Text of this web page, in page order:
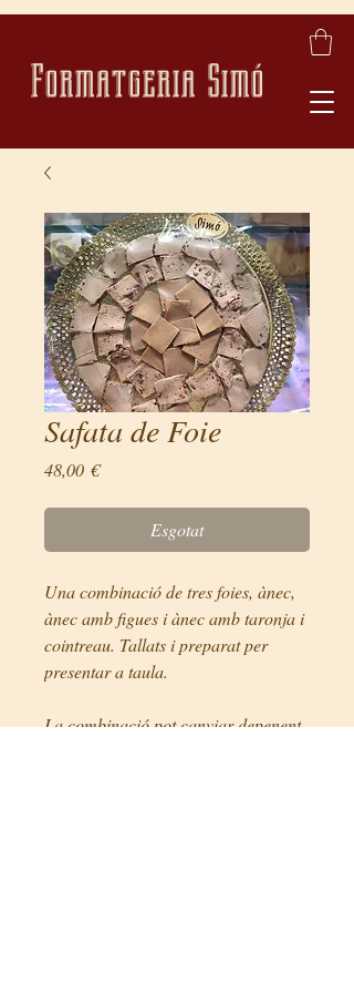
Formatgeria Simó
Safata de Foie
48,00 €Price
Esgotat
Una combinació de tres foies, ànec,
ànec amb figues i ànec amb taronja i
cointreau. Tallats i preparat per
presentar a taula.
La combinació pot canviar depenent